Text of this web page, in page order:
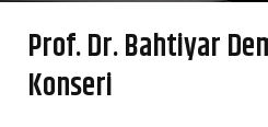
Prof. Dr. Bahtiyar
Konseri